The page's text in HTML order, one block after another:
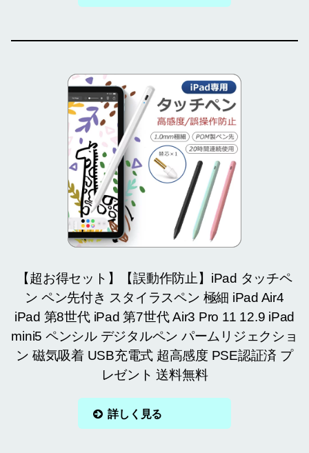
【超お得セット】【誤動作防止】iPad タッチペ
ン ペン先付き スタイラスペン 極細 iPad Air4
iPad 第8世代 iPad 第7世代 Air3 Pro 11 12.9 iPad
mini5 ペンシル デジタルペン パームリジェクショ
ン 磁気吸着 USB充電式 超高感度 PSE認証済 プ
レゼント 送料無料
詳しく見る